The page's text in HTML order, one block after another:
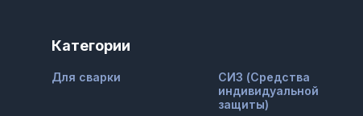
Категории
Для сварки
СИЗ (Средства
индивидуальной
защиты)